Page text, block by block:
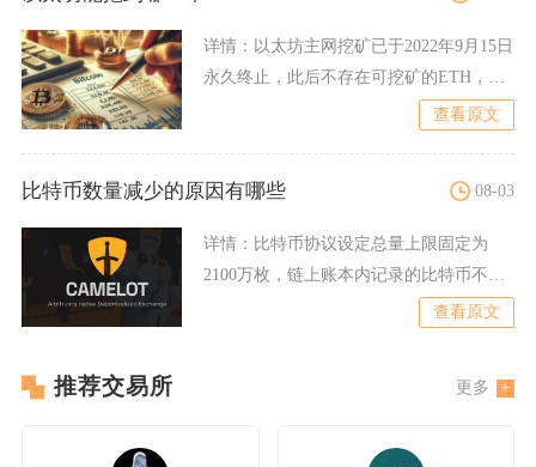
详情： 以太坊主网挖矿已于2022年9月15日
永久终止，此后不存在可挖矿的ETH，也
查看原文
比特币数量减少的原因有哪些 08-03
详情： 比特币协议设定总量上限固定为
2100万枚，链上账本内记录的比特币不会
查看原文
推荐交易所 更多